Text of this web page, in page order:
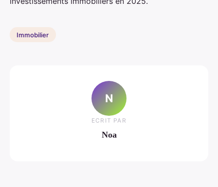
Immobilier
N
ECRIT PAR
Noa